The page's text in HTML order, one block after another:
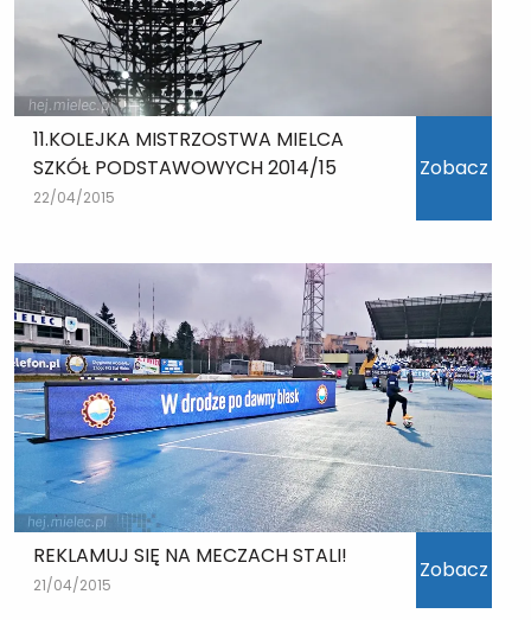
11.KOLEJKA MISTRZOSTWA MIELCA
SZKÓŁ PODSTAWOWYCH 2014/15
22/04/2015
Zobacz
REKLAMUJ SIĘ NA MECZACH STALI!
21/04/2015
Zobacz